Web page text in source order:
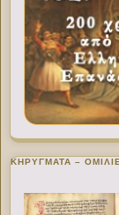
ΚΗΡΥΓΜΑΤΑ –